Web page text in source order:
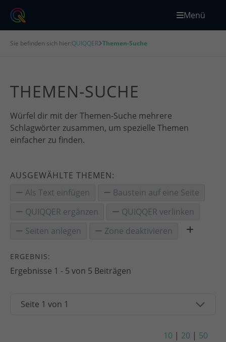
Menü
Sie befinden sich hier:QUIQQER Themen-Suche
THEMEN-SUCHE
Würfel dir mit der Themen-Suche mehrere
Schlagwörter zusammen, um spezielle Themen
einfacher zu finden.
AUSGEWÄHLTE THEMEN:
Als Text einfügen
Baustein auf eine Seite
QUIQQER ergänzen
QUIQQER verlinken
Seiten anlegen
Zone deaktivieren
ERGEBNIS:
Ergebnisse 1 - 5 von 5 Beiträgen
10 | 20 | 50